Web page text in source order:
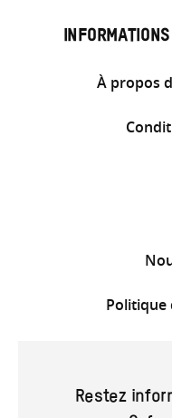
À propos
Politique
Restez